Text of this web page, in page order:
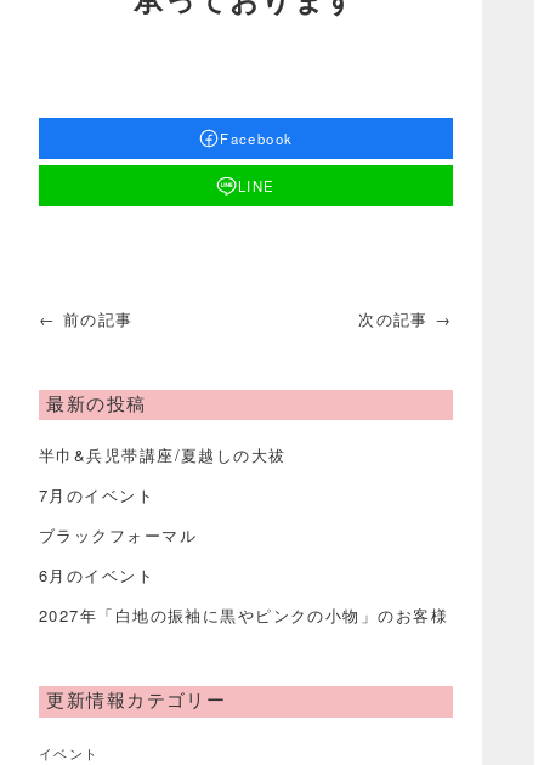
Facebook
LINE
← 前の記事 次の記事 →
最新の投稿
半巾&兵児帯講座/夏越しの大祓
7月のイベント
ブラックフォーマル
6月のイベント
2027年「白地の振袖に黒やピンクの小物」のお客様
更新情報カテゴリー
イベント